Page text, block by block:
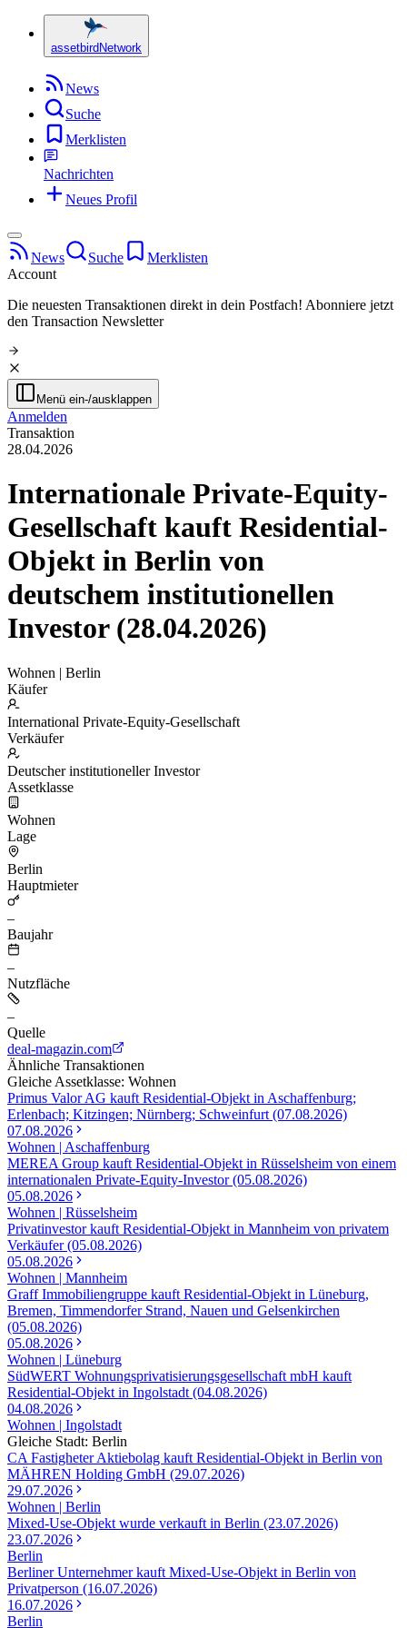
assetbird Network
News
Suche
Merklisten
Nachrichten
Neues Profil
News Suche
Merklisten
Account
Die neuesten Transaktionen direkt in dein Postfach! Abonniere jetzt
den Transaction Newsletter
Menü ein-/ausklappen
Anmelden
Transaktion
28.04.2026
Internationale Private-Equity-
Gesellschaft kauft Residential-
Objekt in Berlin von
deutschem institutionellen
Investor (28.04.2026)
Wohnen | Berlin
Käufer
International Private-Equity-Gesellschaft
Verkäufer
Deutscher institutioneller Investor
Assetklasse
Wohnen
Lage
Berlin
Hauptmieter
–
Baujahr
–
Nutzfläche
–
Quelle
deal-magazin.com
Ähnliche Transaktionen
Gleiche Assetklasse: Wohnen
Primus Valor AG kauft Residential-Objekt in Aschaffenburg;
Erlenbach; Kitzingen; Nürnberg; Schweinfurt (07.08.2026)
07.08.2026
Wohnen | Aschaffenburg
MEREA Group kauft Residential-Objekt in Rüsselsheim von einem
internationalen Private-Equity-Investor (05.08.2026)
05.08.2026
Wohnen | Rüsselsheim
Privatinvestor kauft Residential-Objekt in Mannheim von privatem
Verkäufer (05.08.2026)
05.08.2026
Wohnen | Mannheim
Graff Immobiliengruppe kauft Residential-Objekt in Lüneburg,
Bremen, Timmendorfer Strand, Nauen und Gelsenkirchen
(05.08.2026)
05.08.2026
Wohnen | Lüneburg
SüdWERT Wohnungsprivatisierungsgesellschaft mbH kauft
Residential-Objekt in Ingolstadt (04.08.2026)
04.08.2026
Wohnen | Ingolstadt
Gleiche Stadt: Berlin
CA Fastigheter Aktiebolag kauft Residential-Objekt in Berlin von
MÄHREN Holding GmbH (29.07.2026)
29.07.2026
Wohnen | Berlin
Mixed-Use-Objekt wurde verkauft in Berlin (23.07.2026)
23.07.2026
Berlin
Berliner Unternehmer kauft Mixed-Use-Objekt in Berlin von
Privatperson (16.07.2026)
16.07.2026
Berlin